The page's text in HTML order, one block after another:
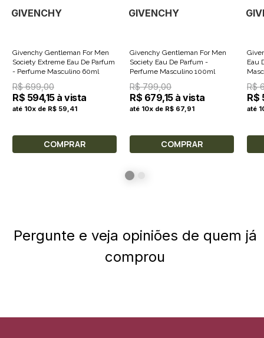
GIVENCHY
Givenchy Gentleman For Men
Society Extreme Eau De Parfum
- Perfume Masculino 60ml
R$ 699,00
R$ 594,15 à vista
até 10x de R$ 59,41
COMPRAR
GIVENCHY
Givenchy Gentleman For Men
Society Eau De Parfum -
Perfume Masculino 100ml
R$ 799,00
R$ 679,15 à vista
até 10x de R$ 67,91
COMPRAR
Eau
R$
R$
até
Pergunte e veja opiniões de quem já
comprou